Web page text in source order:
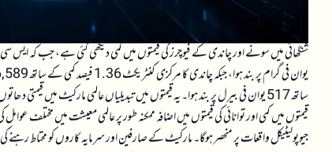
ساتھ 517 یوان فی بیرل پر بند ہوا۔ یہ قیمتوں میں تبدیلیاں عالمی مارکیٹ میں
قیمتوں میں کمی اور توانائی کی قیمتوں میں اضافہ ممکنہ طور پر عالمی معیشت میں مختلف
جیوپولیٹیکل واقعات پر منحصر ہوگا۔ مارکیٹ کے صارفین اور سرمایہ کاروں کو